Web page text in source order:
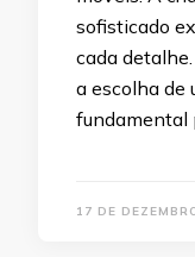
sofisticado
cada
a escolha de
fundamental
17 DE